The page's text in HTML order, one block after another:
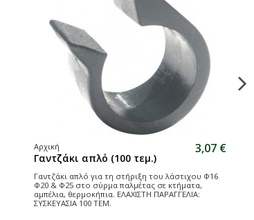
Αρχική
Γαντζάκι απλό (100 τεμ.)
3,07 €
Γαντζάκι απλό για τη στήριξη του λάστιχου Φ16
Φ20 & Φ25 στο σύρμα παλμέτας σε κτήματα,
αμπέλια, θερμοκήπια. ΕΛΑΧΙΣΤΗ ΠΑΡΑΓΓΕΛΙΑ:
ΣΥΣΚΕΥΑΣΙΑ 100 ΤΕΜ.